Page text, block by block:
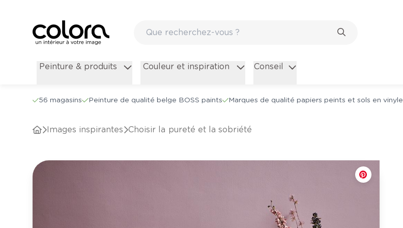
Peinture & produits Couleur et inspiration Conseil
56 magasins Peinture de qualité belge BOSS paints Marques de qualité papiers peints et sols en vinyle
Images inspirantes Choisir la pureté et la sobriété